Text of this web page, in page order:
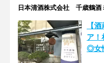
日本清酒株式会社 千歳鶴酒
【
ア！
◎女